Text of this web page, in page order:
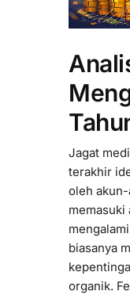
Jagat
terakhir
oleh
memasuki
biasanya
organik.